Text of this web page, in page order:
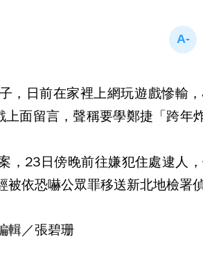
，日前在家裡上網玩遊戲慘輸，
上面留言，聲稱要學鄭捷「跨年
，23日傍晚前往嫌犯住處逮人
依恐嚇公眾罪移送新北地檢署偵
輯／張碧珊